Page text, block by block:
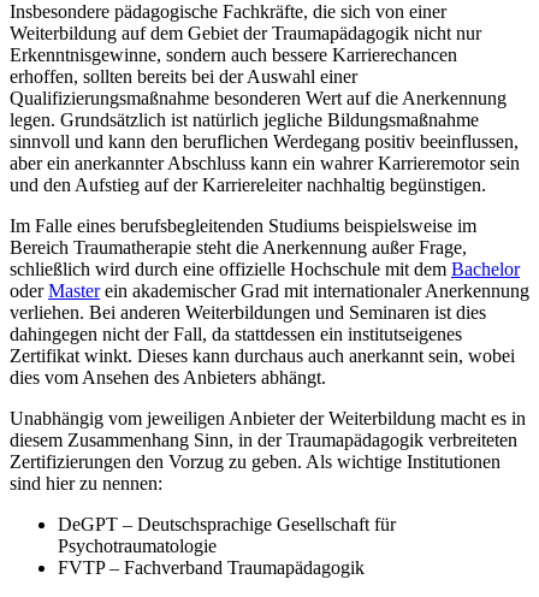
Insbesondere pädagogische Fachkräfte, die sich von einer
Weiterbildung auf dem Gebiet der Traumapädagogik nicht nur
Erkenntnisgewinne, sondern auch bessere Karrierechancen
erhoffen, sollten bereits bei der Auswahl einer
Qualifizierungsmaßnahme besonderen Wert auf die Anerkennung
legen. Grundsätzlich ist natürlich jegliche Bildungsmaßnahme
sinnvoll und kann den beruflichen Werdegang positiv beeinflussen,
aber ein anerkannter Abschluss kann ein wahrer Karrieremotor sein
und den Aufstieg auf der Karriereleiter nachhaltig begünstigen.
Im Falle eines berufsbegleitenden Studiums beispielsweise im
Bereich Traumatherapie steht die Anerkennung außer Frage,
schließlich wird durch eine offizielle Hochschule mit dem Bachelor
oderMasterein akademischer Grad mit internationaler Anerkennung
verliehen. Bei anderen Weiterbildungen und Seminaren ist dies
dahingegen nicht der Fall, da stattdessen ein institutseigenes
Zertifikat winkt. Dieses kann durchaus auch anerkannt sein, wobei
dies vom Ansehen des Anbieters abhängt.
Unabhängig vom jeweiligen Anbieter der Weiterbildung macht es in
diesem Zusammenhang Sinn, in der Traumapädagogik verbreiteten
Zertifizierungen den Vorzug zu geben. Als wichtige Institutionen
sind hier zu nennen:
DeGPT – Deutschsprachige Gesellschaft für
Psychotraumatologie
FVTP – Fachverband Traumapädagogik